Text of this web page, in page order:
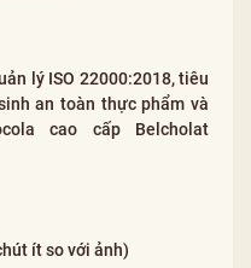
lý ISO 22000:2018, tiêu
an toàn thực phẩm và
cao cấp Belcholat
ít so với ảnh)